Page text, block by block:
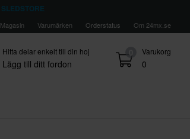
SLEDSTORE
Magasin Varumärken Orderstatus Om 24mx.se
0 Varukorg
0
Hitta delar enkelt till din hoj
Lägg till ditt fordon